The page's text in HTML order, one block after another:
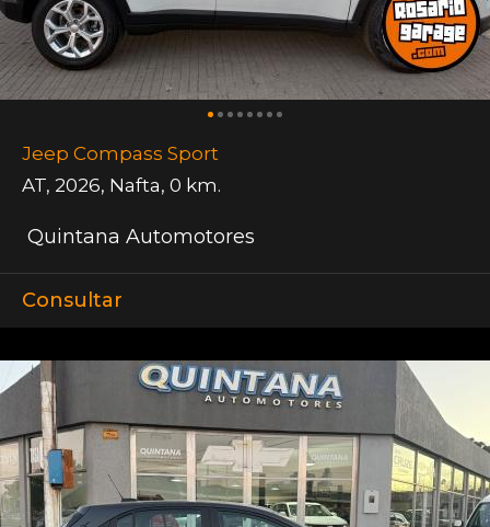
Jeep Compass Sport
AT, 2026, Nafta, 0 km.
Quintana Automotores
Consultar